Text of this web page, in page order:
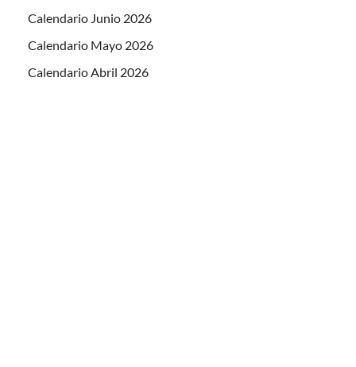
Calendario Junio 2026
Calendario Mayo 2026
Calendario Abril 2026